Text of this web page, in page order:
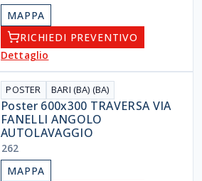
MAPPA
RICHIEDI PREVENTIVO
Dettaglio
POSTER BARI (BA) (BA)
Poster 600x300 TRAVERSA VIA
FANELLI ANGOLO
AUTOLAVAGGIO
262
MAPPA